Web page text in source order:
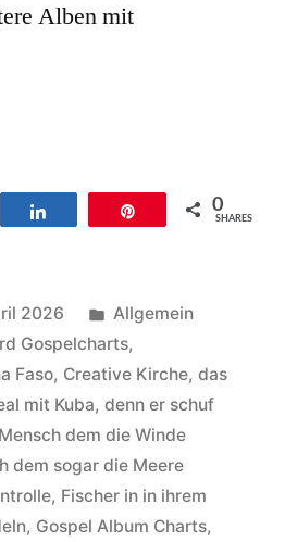
Alben mit
0
SHARES
2026
Veröffentlicht
unter
Allgemein
Gospelcharts,
Faso, Creative Kirche, das
mit Kuba, denn er schuf
dem die Winde
dem sogar die Meere
, Fischer in in ihrem
, Gospel Album Charts,